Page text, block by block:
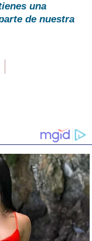
una
de nuestra